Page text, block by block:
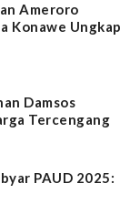
Ameroro
Konawe Ungkap
Damsos
Tercengang
PAUD 2025: